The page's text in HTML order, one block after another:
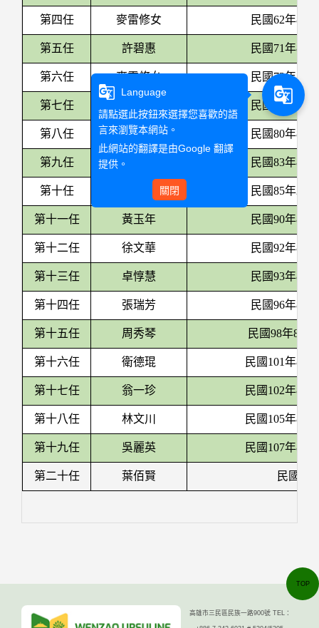
第四任 麥雷修女 民國62年8月
第五任 許碧惠 民國71年8月
第六任 麥雷修女 民國73年8月
第七任 民國79年8月
第八任 麥雷修女 民國80年8月
第九任 吳傳敏 民國83年8月
第十任 民國85年2月
第十一任 黃玉年 民國90年8月
第十二任 徐文華 民國92年8月
第十三任 卓惇慧 民國93年8月
第十四任 張瑞芳 民國96年8月
第十五任 周秀琴 民國98年8月
第十六任 衛德琨 民國101年8月
第十七任 翁一珍 民國102年8月
第十八任 林文川 民國105年8月
第十九任 吳麗英 民國107年8月
第二十任 葉佰賢 民國
高雄市三民區民族一路900號 TEL：
TOP
g_translate
Language
請點選此按鈕來選擇您喜歡的語
言來瀏覽本網站。
此網站的翻譯是由Google 翻譯
提供。
關閉
g_translate